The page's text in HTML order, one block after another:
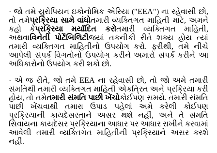
· જો તમે યુરોપિયન ઇકોનોમિક એરિયા ("EEA") ના રહેવાસી છો,
તો તમેપ્રક્રિયા સામે વાંધોતમારી વ્યક્તિગત માહિતી માટે, અમને
કહો કેપ્રક્રિયા મર્યાદિત કરોતમારી વ્યક્તિગત માહિતી,
અથવાવિનંતી પોર્ટેબિલિટીજ્યાં તકનીકી રીતે શક્ય હોય ત્યાં
તમારી વ્યક્તિગત માહિતીનો ઉપયોગ કરો. ફરીથી, તમે નીચે
આપેલી સંપર્ક વિગતોનો ઉપયોગ કરીને અમારો સંપર્ક કરીને આ
અધિકારોનો ઉપયોગ કરી શકો છો.
· એ જ રીતે, જો તમે EEA ના રહેવાસી છો, તો જો અમે તમારી
સંમતિથી તમારી વ્યક્તિગત માહિતી એકત્રિત અને પ્રક્રિયા કરી
હોય, તો તમેતમારી સંમતિ પાછી ખેંચોકોઈપણ સમયે. તમારી સંમતિ
પાછી ખેંચવાથી તમારા ઉપાડ પહેલાં અમે કરેલી કોઈપણ
પ્રક્રિયાની કાયદેસરતાને અસર થશે નહીં, અને તે સંમતિ
સિવાયના કાયદેસર પ્રક્રિયાના આધાર પર આધાર રાખીને કરવામાં
આવેલી તમારી વ્યક્તિગત માહિતીની પ્રક્રિયાને અસર કરશે
નહીં.